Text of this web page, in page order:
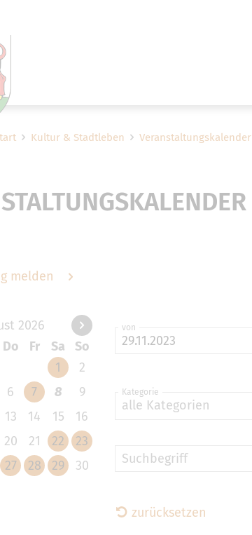
Kultur & Stadtleben Veranstaltungskalender
melden
2026
Do Fr Sa
So
1
2
6 7 8
9
13 14 15
16
20 21 22
23
27 28 29
30
von
alle Kategorien
Kategorie
Suchbegriff
zurücksetzen